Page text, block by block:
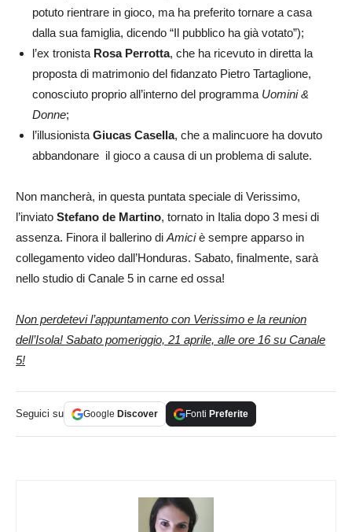
potuto rientrare in gioco, ma ha preferito tornare a casa
dalla sua famiglia, dicendo “Il pubblico ha già votato”);
l’ex tronista Rosa Perrotta, che ha ricevuto in diretta la
proposta di matrimonio del fidanzato Pietro Tartaglione,
conosciuto proprio all’interno del programma Uomini &
Donne;
l’illusionista Giucas Casella, che a malincuore ha dovuto
abbandonare il gioco a causa di un problema di salute.
Non mancherà, in questa puntata speciale di Verissimo,
l’inviato Stefano de Martino, tornato in Italia dopo 3 mesi di
assenza. Finora il ballerino di Amiciè sempre apparso in
collegamento video dall’Honduras. Sabato, finalmente, sarà
nello studio di Canale 5 in carne ed ossa!
Non perdetevi l’appuntamento con Verissimo e la reunion
dell’Isola! Sabato pomeriggio, 21 aprile, alle ore 16 su Canale
5!
Seguici su Google Discover Fonti Preferite